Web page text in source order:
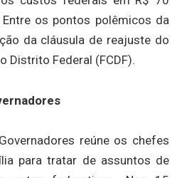
os pontos polêmicos da
da cláusula de reajuste do
Distrito Federal (FCDF).
reúne os chefes
para tratar de assuntos de